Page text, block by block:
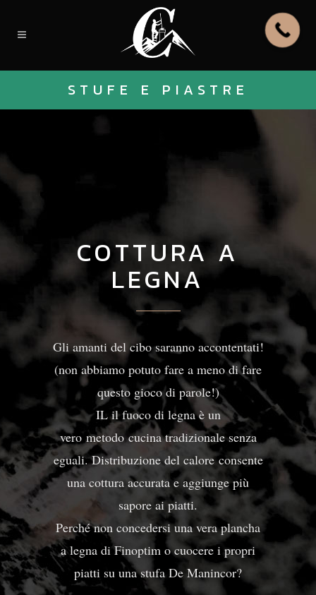
STUFE E PIASTRE
COTTURA A
LEGNA
Gli amanti del cibo saranno accontentati!
(non abbiamo potuto fare a meno di fare
questo gioco di parole!)
ILil fuoco di legna è un
vero metodocucina tradizionale senza
eguali. Distribuzione del caloreconsente
una cottura accurata e aggiunge più
sapore ai piatti.
Perché non concedersi una vera plancha
a legna di Finoptim o cuocere i propri
piatti su una stufa De Manincor?